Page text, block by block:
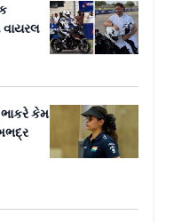
વાયરલ
કેમ